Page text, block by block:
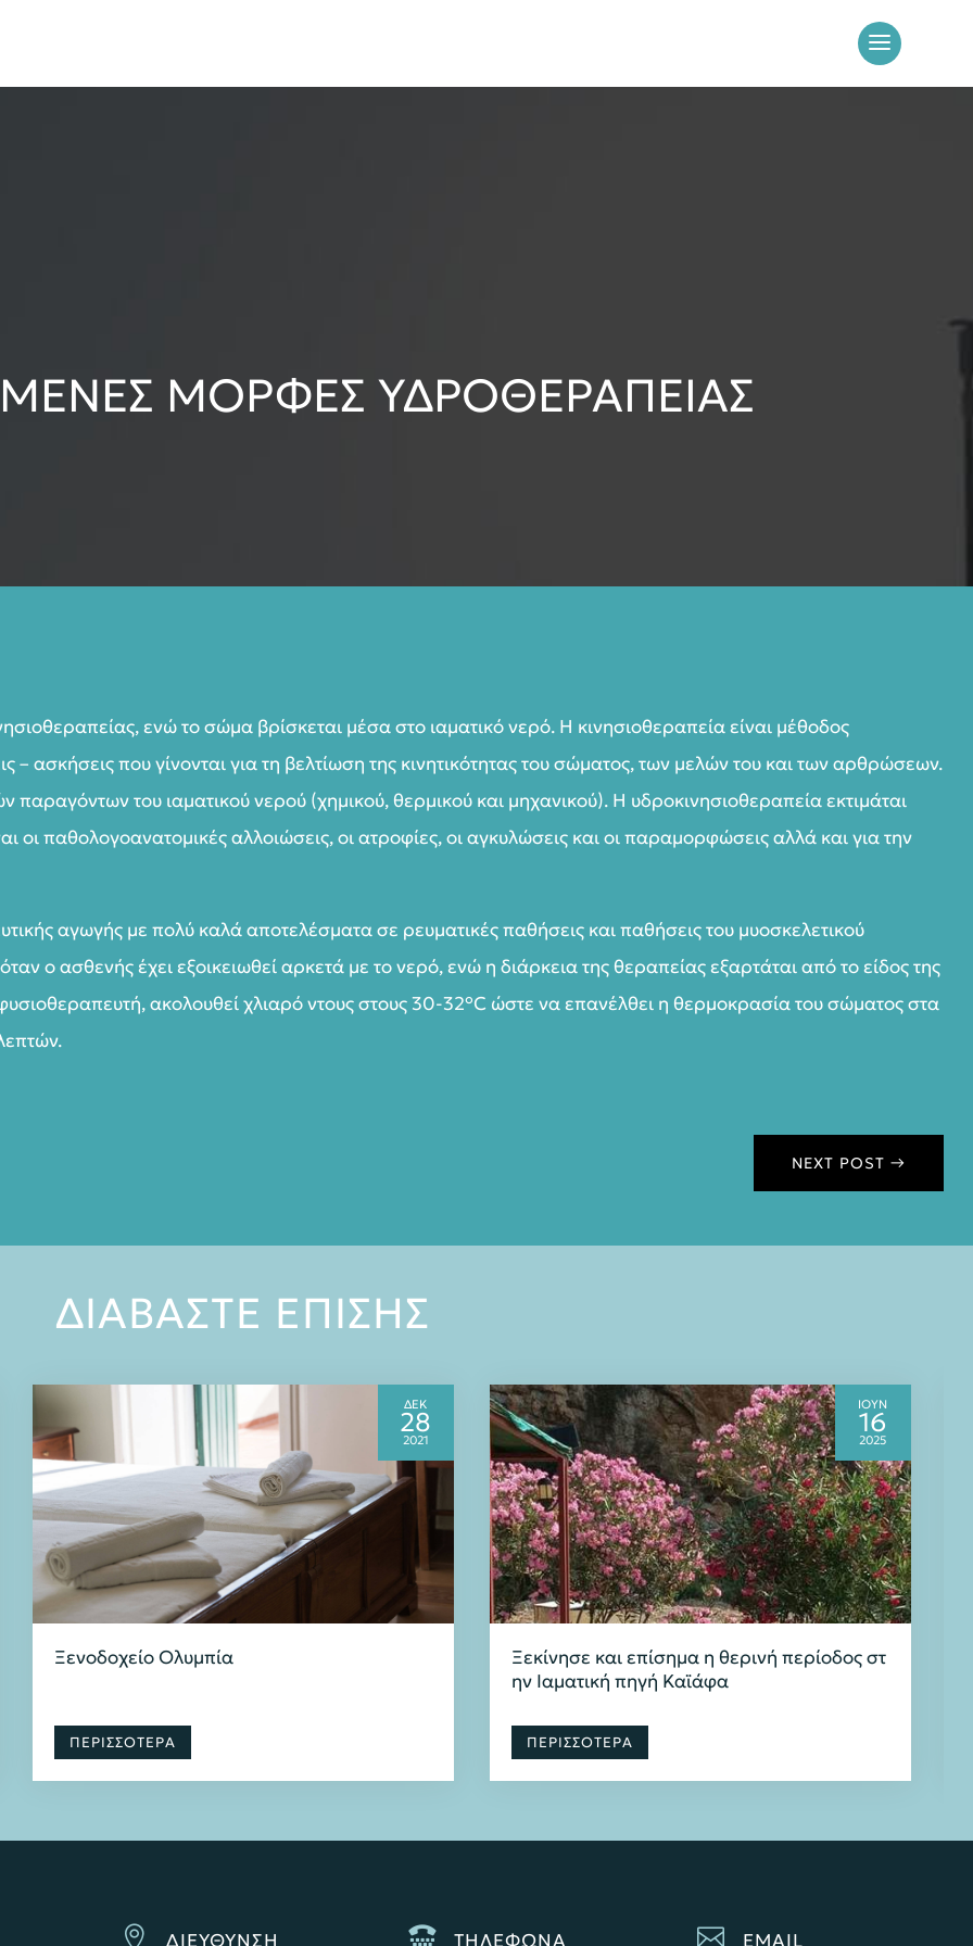
ΜΟΡΦΕΣ ΥΔΡΟΘΕΡΑΠΕΙΑΣ
ενώ το σώμα βρίσκεται μέσα στο ιαματικό νερό. Η κινησιοθεραπεία είναι μέθοδος
– ασκήσεις που γίνονται για τη βελτίωση της κινητικότητας του σώματος, των μελών του και των αρθρώσεων.
παραγόντων του ιαματικού νερού (χημικού, θερμικού και μηχανικού). Η υδροκινησιοθεραπεία εκτιμάται
οι παθολογοανατομικές αλλοιώσεις, οι ατροφίες, οι αγκυλώσεις και οι παραμορφώσεις αλλά και για την
αγωγής με πολύ καλά αποτελέσματα σε ρευματικές παθήσεις και παθήσεις του μυοσκελετικού
ο ασθενής έχει εξοικειωθεί αρκετά με το νερό, ενώ η διάρκεια της θεραπείας εξαρτάται από το είδος της
ακολουθεί χλιαρό ντους στους 30-32°C ώστε να επανέλθει η θερμοκρασία του σώματος στα
NEXT POST →
ΔΙΑΒΑΣΤΕ ΕΠΙΣΗΣ
ΔΕΚ
28
2021
ΠΕΡΙΣΣΟΤΕΡΑ
Ξενοδοχείο Ολυμπία
ΙΟΥΝ
16
2025
ΠΕΡΙΣΣΟΤΕΡΑ
Ξεκίνησε και επίσημα η θερινή περίοδος στ
ην Ιαματική πηγή Καϊάφα
 ΔΙΕΥΘΥΝΣΗ  ΤΗΛΕΦΩΝΑ  EMAIL